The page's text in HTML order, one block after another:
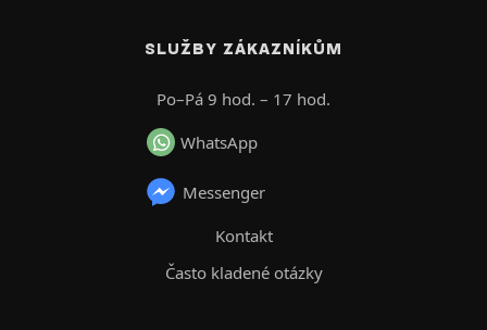
SLUŽBY ZÁKAZNÍKŮM
Po–Pá 9 hod. – 17 hod.
WhatsApp
Messenger
Kontakt
Často kladené otázky